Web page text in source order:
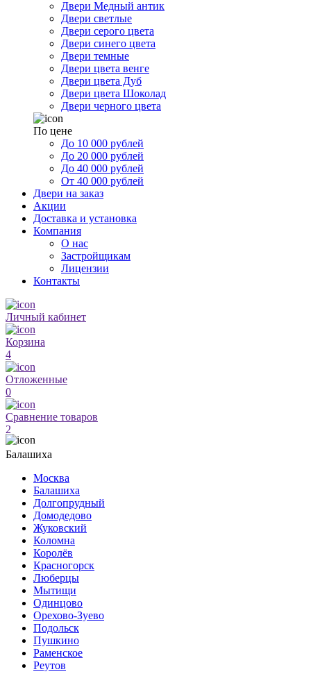
Двери Медный антик
Двери светлые
Двери серого цвета
Двери синего цвета
Двери темные
Двери цвета венге
Двери цвета Дуб
Двери цвета Шоколад
Двери черного цвета
По цене
До 10 000 рублей
До 20 000 рублей
До 40 000 рублей
От 40 000 рублей
Двери на заказ
Акции
Доставка и установка
Компания
О нас
Застройщикам
Лицензии
Контакты
Личный кабинет
Корзина
4
Отложенные
0
Сравнение товаров
2
Балашиха
Москва
Балашиха
Долгопрудный
Домодедово
Жуковский
Коломна
Королёв
Красногорск
Люберцы
Мытищи
Одинцово
Орехово-Зуево
Подольск
Пушкино
Раменское
Реутов